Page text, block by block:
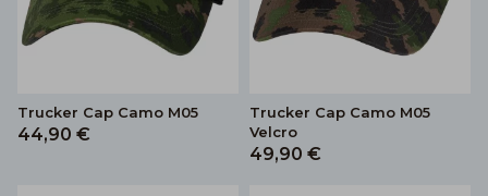
Trucker Cap Camo M05
44,90 €
Trucker Cap Camo M05
Velcro
49,90 €